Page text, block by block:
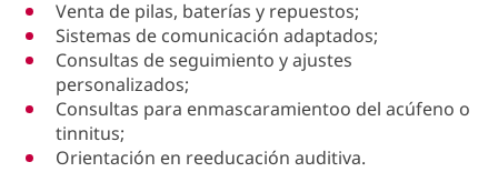
Venta de pilas, baterías y repuestos;
Sistemas de comunicación adaptados;
Consultas de seguimiento y ajustes
personalizados;
Consultas para enmascaramientoo del acúfeno o
tinnitus;
Orientación en reeducación auditiva.